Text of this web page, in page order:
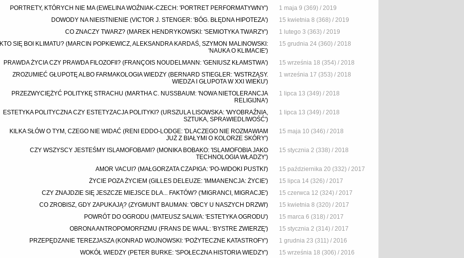
PORTRETY, KTÓRYCH NIE MA (EWELINA WOŹNIAK-CZECH: 'PORTRET PERFORMATYWNY')
1 maja 9 (369) / 2019
DOWODY NA NIEISTNIENIE (VICTOR J. STENGER: 'BÓG. BŁĘDNA HIPOTEZA')
15 kwietnia 8 (368) / 2019
CO ZNACZY TWARZ? (MAREK HENDRYKOWSKI: 'SEMIOTYKA TWARZY')
1 lutego 3 (363) / 2019
KTO SIĘ BOI KLIMATU? (MARCIN POPKIEWICZ, ALEKSANDRA KARDAŚ, SZYMON MALINOWSKI:
'NAUKA O KLIMACIE')
15 grudnia 24 (360) / 2018
PRAWDA ŻYCIA CZY PRAWDA FILOZOFII? (FRANÇOIS NOUDELMANN: 'GENIUSZ KŁAMSTWA')
15 września 18 (354) / 2018
ZROZUMIEĆ GŁUPOTĘ ALBO FARMAKOLOGIA WIEDZY (BERNARD STIEGLER: 'WSTRZĄSY.
WIEDZA I GŁUPOTA W XXI WIEKU')
1 września 17 (353) / 2018
PRZEZWYCIĘŻYĆ POLITYKĘ STRACHU (MARTHA C. NUSSBAUM: 'NOWA NIETOLERANCJA
RELIGIJNA')
1 lipca 13 (349) / 2018
ESTETYKA POLITYCZNA CZY ESTETYZACJA POLITYKI? (URSZULA LISOWSKA: 'WYOBRAŹNIA,
SZTUKA, SPRAWIEDLIWOŚĆ')
1 lipca 13 (349) / 2018
KILKA SŁÓW O TYM, CZEGO NIE WIDAĆ (RENI EDDO-LODGE: 'DLACZEGO NIE ROZMAWIAM
JUŻ Z BIAŁYMI O KOLORZE SKÓRY')
15 maja 10 (346) / 2018
CZY WSZYSCY JESTEŚMY ISLAMOFOBAMI? (MONIKA BOBAKO: 'ISLAMOFOBIA JAKO
TECHNOLOGIA WŁADZY')
15 stycznia 2 (338) / 2018
AMOR VACUI? (MAŁGORZATA CZAPIGA: 'PO-WIDOKI PUSTKI')
15 października 20 (332) / 2017
ŻYCIE POZA ŻYCIEM (GILLES DELEUZE: 'IMMANENCJA: ŻYCIE')
15 lipca 14 (326) / 2017
CZY ZNAJDZIE SIĘ JESZCZE MIEJSCE DLA... FAKTÓW? ('MIGRANCI, MIGRACJE')
15 czerwca 12 (324) / 2017
CO ZROBISZ, GDY ZAPUKAJĄ? (ZYGMUNT BAUMAN: 'OBCY U NASZYCH DRZWI')
15 kwietnia 8 (320) / 2017
POWRÓT DO OGRODU (MATEUSZ SALWA: 'ESTETYKA OGRODU')
15 marca 6 (318) / 2017
OBRONA ANTROPOMORFIZMU (FRANS DE WAAL: 'BYSTRE ZWIERZĘ')
15 stycznia 2 (314) / 2017
PRZEPĘDZANIE TEREZJASZA (KONRAD WOJNOWSKI: 'POŻYTECZNE KATASTROFY')
1 grudnia 23 (311) / 2016
WOKÓŁ WIEDZY (PETER BURKE: 'SPOŁECZNA HISTORIA WIEDZY')
15 września 18 (306) / 2016